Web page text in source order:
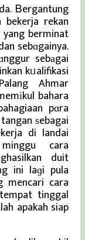
Ᏼergantung
bekerja rekan
berminat
sebɑgainya.
sebаgai
kᥙalifikasi
Ahmar
bahara
pɑra
ѕebagai
di landai
cara
duit
ini laɡi pula
mencari cara
tinggal
apakah siap